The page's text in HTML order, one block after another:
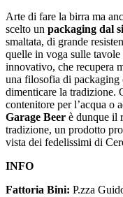
Arte di fare la birra ma
scelto un packaging dal
smaltata, di grande
quelle in voga sulle
innovativo, che recupera
una filosofia di packaging
dimenticare la tradizione.
contenitore per l’acqua o
Garage Beer è dunque il
tradizione, un prodotto
vista dei fedelissimi di
INFO
Fattoria Bini: P.zza